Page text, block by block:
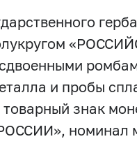
и пробы
знак
номинал